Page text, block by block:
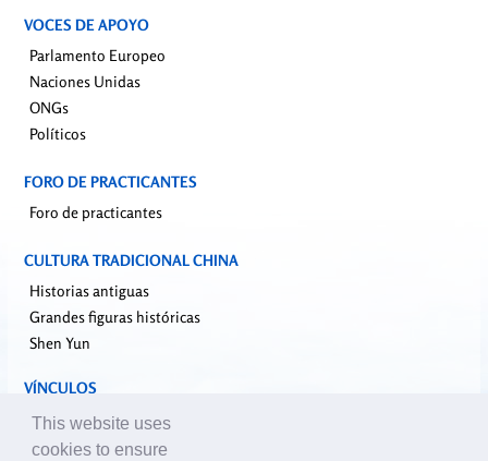
VOCES DE APOYO
Parlamento Europeo
Naciones Unidas
ONGs
Políticos
FORO DE PRACTICANTES
Foro de practicantes
CULTURA TRADICIONAL CHINA
Historias antiguas
Grandes figuras históricas
Shen Yun
VÍNCULOS
falundafa.org
faluninfo.net
This website uses
cookies to ensure